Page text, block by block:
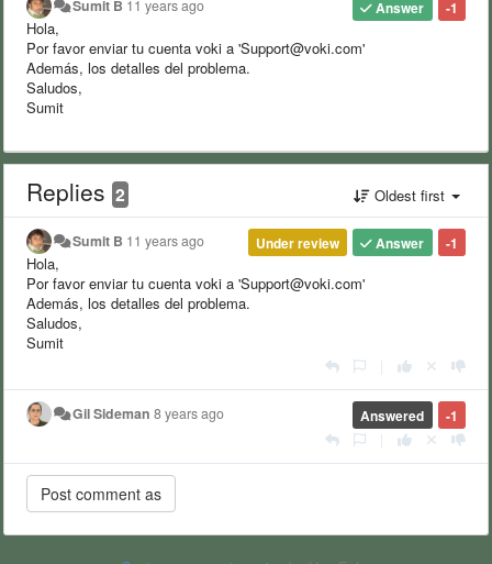
-1
Answer
Sumit B 11 years ago
Hola,
Por favor enviar tu cuenta voki a 'Support@voki.com'
Además, los detalles del problema.
Saludos,
Sumit
Replies 2 Oldest first
-1
Answer
Under review
Sumit B 11 years ago
Hola,
Por favor enviar tu cuenta voki a 'Support@voki.com'
Además, los detalles del problema.
Saludos,
Sumit
-1
Answered
Gil Sideman 8 years ago